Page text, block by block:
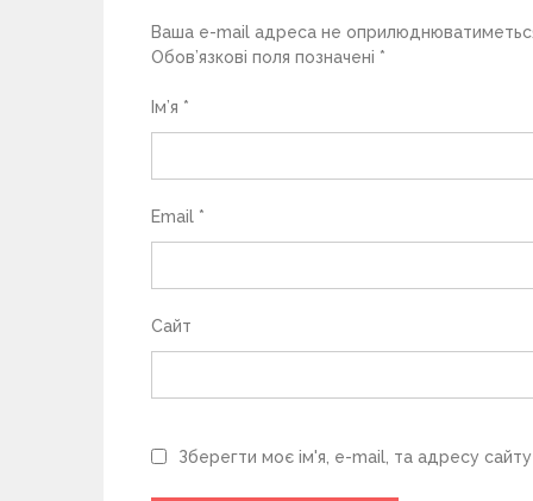
и
с
і
в
Ваша e-mail адреса не
Обов’язкові поля позначені *
Ім’я *
Email *
Сайт
Зберегти моє ім'я, e-mail, та адресу